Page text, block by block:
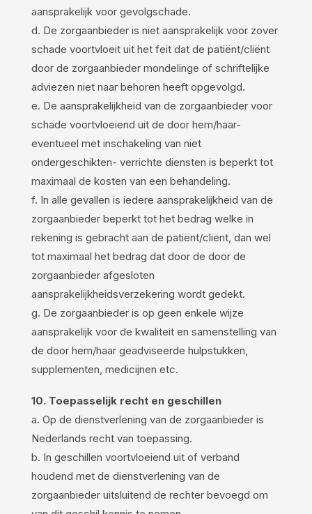
aansprakelijk voor gevolgschade.
d. De zorgaanbieder is niet aansprakelijk voor zover
schade voortvloeit uit het feit dat de patiënt/cliënt
door de zorgaanbieder mondelinge of schriftelijke
adviezen niet naar behoren heeft opgevolgd.
e. De aansprakelijkheid van de zorgaanbieder voor
schade voortvloeiend uit de door hem/haar-
eventueel met inschakeling van niet
ondergeschikten- verrichte diensten is beperkt tot
maximaal de kosten van een behandeling.
f. In alle gevallen is iedere aansprakelijkheid van de
zorgaanbieder beperkt tot het bedrag welke in
rekening is gebracht aan de patiënt/cliënt, dan wel
tot maximaal het bedrag dat door de door de
zorgaanbieder afgesloten
aansprakelijkheidsverzekering wordt gedekt.
g. De zorgaanbieder is op geen enkele wijze
aansprakelijk voor de kwaliteit en samenstelling van
de door hem/haar geadviseerde hulpstukken,
supplementen, medicijnen etc.
10. Toepasselijk recht en geschillen
a. Op de dienstverlening van de zorgaanbieder is
Nederlands recht van toepassing.
b. In geschillen voortvloeiend uit of verband
houdend met de dienstverlening van de
zorgaanbieder uitsluitend de rechter bevoegd om